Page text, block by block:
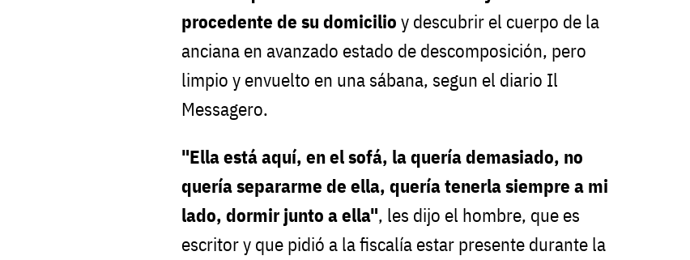
procedente de su domicilio y descubrir el cuerpo de la
anciana en avanzado estado de descomposición, pero
limpio y envuelto en una sábana, segun el diario Il
Messagero.
"Ella está aquí, en el sofá, la quería demasiado, no
quería separarme de ella, quería tenerla siempre a mi
lado, dormir junto a ella", les dijo el hombre, que es
escritor y que pidió a la fiscalía estar presente durante la